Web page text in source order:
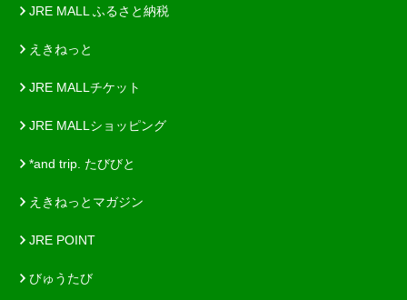
JRE MALL ふるさと納税
えきねっと
JRE MALLチケット
JRE MALLショッピング
*and trip. たびびと
えきねっとマガジン
JRE POINT
びゅうたび